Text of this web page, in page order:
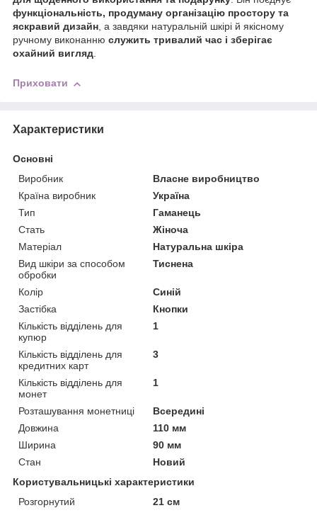
функціональність, продуману організацію простору та
яскравий дизайн, а завдяки натуральній шкірі й якісному
ручному виконанню служить тривалий час і зберігає
охайний вигляд.
Приховати
Характеристики
Основні
Виробник
Власне виробництво
Країна виробник
Україна
Тип
Гаманець
Стать
Жіноча
Матеріал
Натуральна шкіра
Вид шкіри за способом
обробки
Тиснена
Колір
Синій
Застібка
Кнопки
Кількість відділень для
купюр
1
Кількість відділень для
кредитних карт
3
Кількість відділень для
монет
1
Розташування монетниці
Всередині
Довжина
110 мм
Ширина
90 мм
Стан
Новий
Користувальницькі характеристики
Розгорнутий
21 см